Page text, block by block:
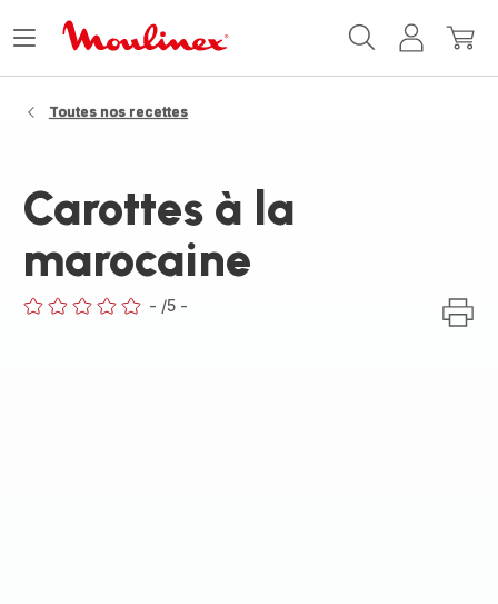
MonMon
Ouvrir
Toutes nos recettes
Carottes à la
marocaine
- /5 -